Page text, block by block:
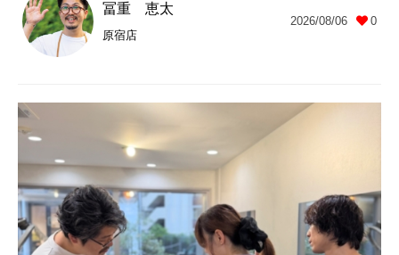
冨重 恵太
原宿店
2026/08/06 0